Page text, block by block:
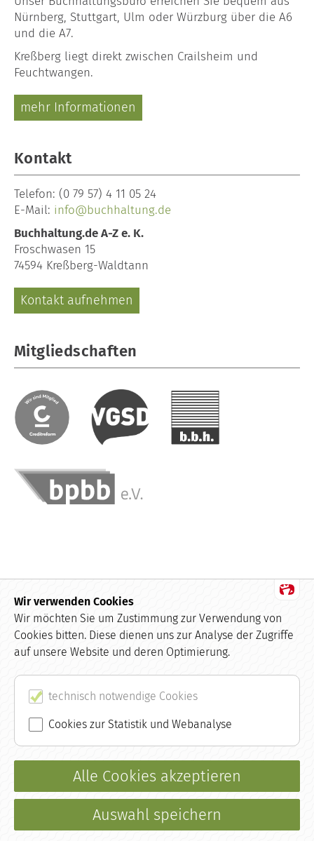
Nürnberg, Stuttgart, Ulm oder Würzburg über die A6
und die A7.
Kreßberg liegt direkt zwischen Crailsheim und
Feuchtwangen.
mehr Informationen
Kontakt
Telefon: (0 79 57) 4 11 05 24
E-Mail: info@buchhaltung.de
Buchhaltung.de A-Z e. K.
Froschwasen 15
74594 Kreßberg-Waldtann
Kontakt aufnehmen
Mitgliedschaften
Datenschutz
Impressum
Kontakt
(0 79 57) 4 11 05 24|info@buchhaltung.de
Erbracht werden ausschließlich Leistungen gem.
§ 6 Nr. 3 und 4 des StBerG, ohne Rechts- und Steuerberatung.
Wir verwenden Cookies
Wir möchten Sie um Zustimmung zur Verwendung von
Cookies bitten. Diese dienen uns zur Analyse der Zugriffe
auf unsere Website und deren Optimierung.
technisch notwendige Cookies
Cookies zur Statistik und Webanalyse
Alle Cookies akzeptieren
Auswahl speichern
Von Kunden
Kundenbewertungen und Erfahrungen zu
SEHR GUT
4,99 / 5,00
9
Bewertungen auf
48
Bewertungen von 2
Blick aufs ProvenExpert-Profil werfen